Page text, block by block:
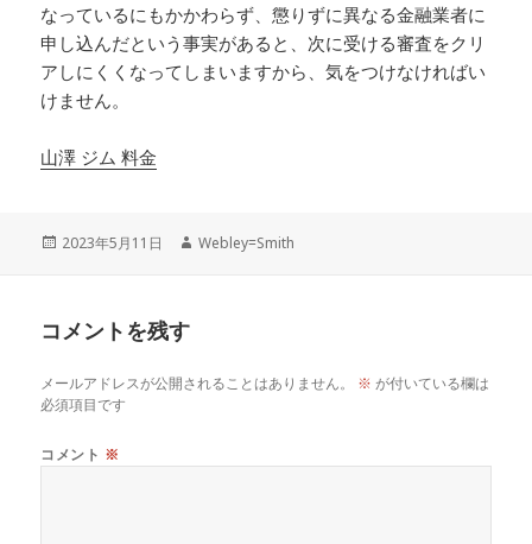
なっているにもかかわらず、懲りずに異なる金融業者に
申し込んだという事実があると、次に受ける審査をクリ
アしにくくなってしまいますから、気をつけなければい
けません。
山澤 ジム 料金
投
2023年5月11日
作
Webley=Smith
コメントを残す
メールアドレスが公開されることはありません。 ※ が付いている欄は
必須項目です
コメント ※